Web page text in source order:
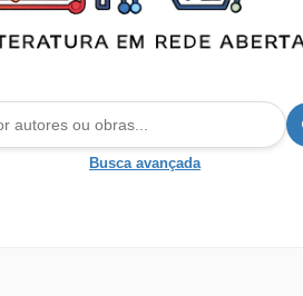
Busca avançada